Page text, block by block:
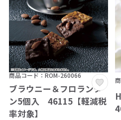
商品コード：ROM-260066
ブラウニー＆フロランタ
ン5個入 46115【軽減税
率対象】